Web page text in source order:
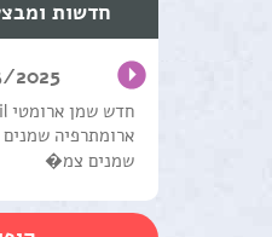
טיפול וטיפוח השיער
מוצרים טבעים כללי
ערכות טיפוליות
חדשות
2025
חדש שמן ארומטי Essential Oil
ארומתרפיה
שמנים צמ�